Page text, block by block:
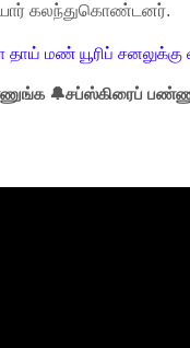
கலந்துகொண்டனர்.
மண் யூரிப்
🔔சப்ஸ்கிரைப்